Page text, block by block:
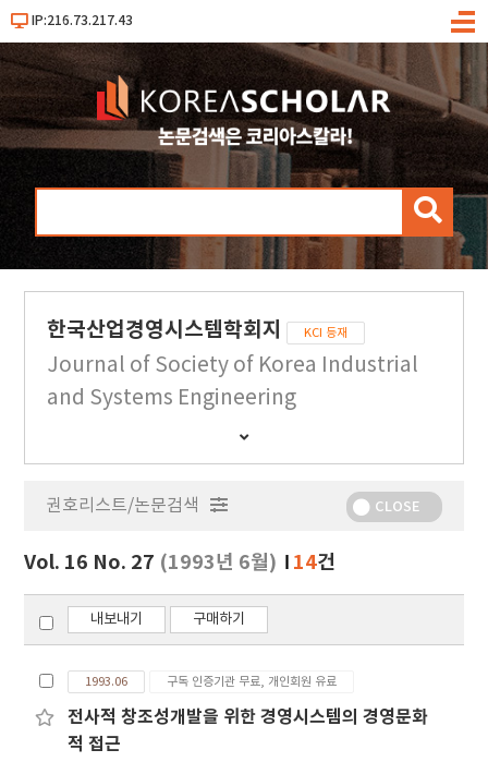
IP:216.73.217.43
메
검
한국산업경영시스템학회지 KCI 등재
Journal of Society of Korea Industrial
and Systems Engineering
간
행
보
기
권호리스트/논문검색 CLOSE
Vol. 16 No. 27 (1993년 6월) 14건
내보내기 구매하기
1993.06 구독 인증기관 무료, 개인회원 유료
전사적 창조성개발을 위한 경영시스템의 경영문화
적 접근